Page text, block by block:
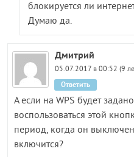
блокируется ли
Думаю да.
Дмитрий
05.07.2017 в 00:52 (9
А если на WPS будет
воспользоваться этой
период, когда он
включится?
Ответить